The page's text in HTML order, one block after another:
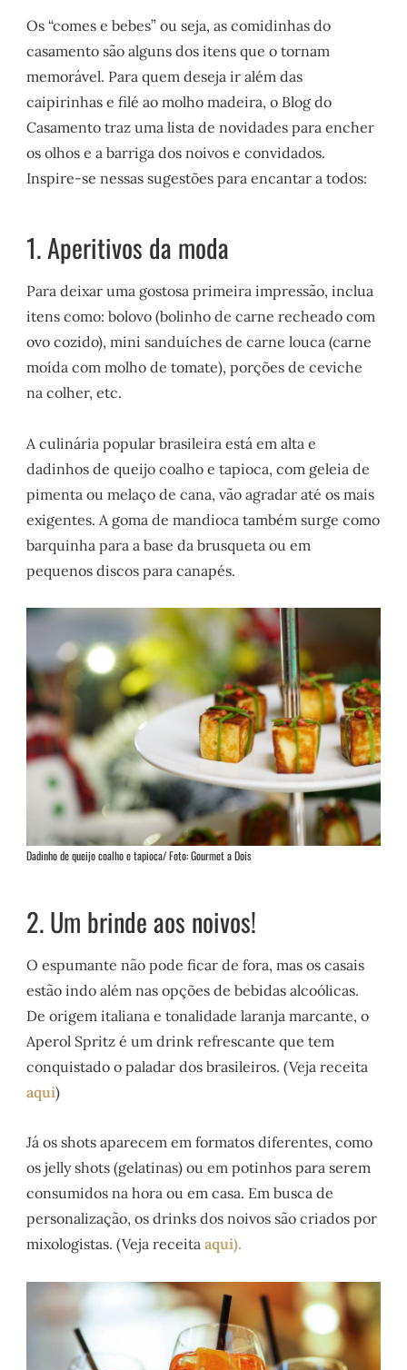
Os “comes e bebes” ou seja, as comidinhas do
casamento são alguns dos itens que o tornam
memorável. Para quem deseja ir além das
caipirinhas e filé ao molho madeira, o Blog do
Casamento traz uma lista de novidades para encher
os olhos e a barriga dos noivos e convidados.
Inspire-se nessas sugestões para encantar a todos:
1. Aperitivos da moda
Para deixar uma gostosa primeira impressão, inclua
itens como: bolovo (bolinho de carne recheado com
ovo cozido), mini sanduíches de carne louca (carne
moída com molho de tomate), porções de ceviche
na colher, etc.
A culinária popular brasileira está em alta e
dadinhos de queijo coalho e tapioca, com geleia de
pimenta ou melaço de cana, vão agradar até os mais
exigentes. A goma de mandioca também surge como
barquinha para a base da brusqueta ou em
pequenos discos para canapés.
Dadinho de queijo coalho e tapioca/ Foto: Gourmet a Dois
2. Um brinde aos noivos!
O espumante não pode ficar de fora, mas os casais
estão indo além nas opções de bebidas alcoólicas.
De origem italiana e tonalidade laranja marcante, o
Aperol Spritz é um drink refrescante que tem
conquistado o paladar dos brasileiros. (Veja receita
aqui)
Já os shots aparecem em formatos diferentes, como
os jelly shots (gelatinas) ou em potinhos para serem
consumidos na hora ou em casa. Em busca de
personalização, os drinks dos noivos são criados por
mixologistas. (Veja receita aqui).